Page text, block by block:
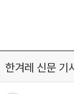
한겨레 신문